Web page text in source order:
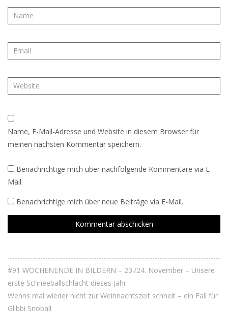
Name, E-Mail-Adresse und Website in diesem Browser für
meinen nächsten Kommentar speichern.
Benachrichtige mich über nachfolgende Kommentare via E-
Mail.
Benachrichtige mich über neue Beiträge via E-Mail.
#91 WOCHENENDE IN BILDERN – 23./24. November – Unsere
erste Schneeballschlacht dieses Jahr
Wenns mal wieder nicht zur Weihnachtszeit schneit – ein Fall für
Glibbi Snoball